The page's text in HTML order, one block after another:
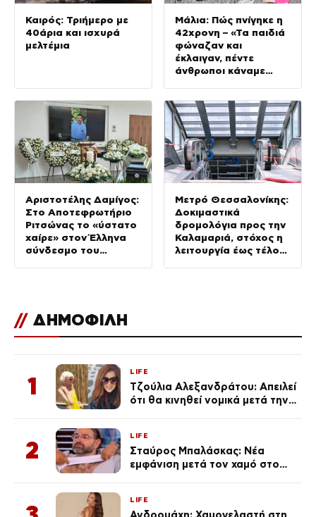
Καιρός: Τριήμερο με
40άρια και ισχυρά
μελτέμια
Μάλια: Πώς πνίγηκε η
42χρονη – «Τα παιδιά
φώναζαν και
έκλαιγαν, πέντε
άνθρωποι κάναμε
Αριστοτέλης Δαμίγος:
Στο Αποτεφρωτήριο
Ριτσώνας το «ύστατο
χαίρε» στον Έλληνα
σύνδεσμο του
Μετρό Θεσσαλονίκης:
Δοκιμαστικά
δρομολόγια προς την
Καλαμαριά, στόχος η
λειτουργία έως τέλος
// ΔΗΜΟΦΙΛΗ
1
LIFE
Τζούλια Αλεξανδράτου: Απειλεί
ότι θα κινηθεί νομικά μετά την
2
LIFE
Σταύρος Μπαλάσκας: Νέα
εμφάνιση μετά τον χαμό στο
LIFE
Ανδρομάχη: Χαμογελαστή στη